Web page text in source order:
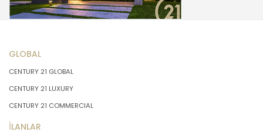
GLOBAL
CENTURY 21 GLOBAL
CENTURY 21 LUXURY
CENTURY 21 COMMERCIAL
İLANLAR